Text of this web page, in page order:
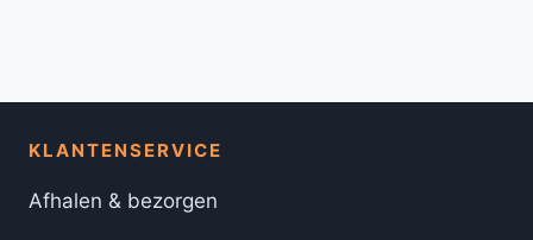
KLANTENSERVICE
Afhalen & bezorgen